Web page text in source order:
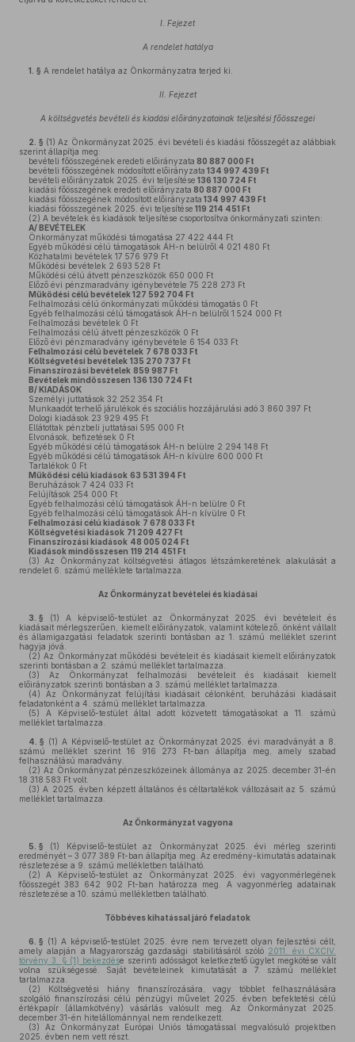
I. Fejezet
A rendelet hatálya
1. § A rendelet hatálya az Önkormányzatra terjed ki.
II. Fejezet
A költségvetés bevételi és kiadási előirányzatainak teljesítési főösszegei
2. § (1) Az Önkormányzat 2025. évi bevételi és kiadási főösszegét az alábbiak
szerint állapítja meg:
bevételi főösszegének eredeti előirányzata 80 887 000 Ft
bevételi főösszegének módosított előirányzata 134 997 439 Ft
bevételi előirányzatok 2025. évi teljesítése 136 130 724 Ft
kiadási főösszegének eredeti előirányzata 80 887 000 Ft
kiadási főösszegének módosított előirányzata 134 997 439 Ft
kiadási főösszegének 2025. évi teljesítése 119 214 451 Ft
(2) A bevételek és kiadások teljesítése csoportosítva önkormányzati szinten:
A/ BEVÉTELEK
Önkormányzat működési támogatása 27 422 444 Ft
Egyéb működési célú támogatások ÁH-n belülről 4 021 480 Ft
Közhatalmi bevételek 17 576 979 Ft
Működési bevételek 2 693 528 Ft
Működési célú átvett pénzeszközök 650 000 Ft
Előző évi pénzmaradvány igénybevétele 75 228 273 Ft
Működési célú bevételek 127 592 704 Ft
Felhalmozási célú önkormányzati működési támogatás 0 Ft
Egyéb felhalmozási célú támogatások ÁH-n belülről 1 524 000 Ft
Felhalmozási bevételek 0 Ft
Felhalmozási célú átvett pénzeszközök 0 Ft
Előző évi pénzmaradvány igénybevétele 6 154 033 Ft
Felhalmozási célú bevételek 7 678 033 Ft
Költségvetési bevételek 135 270 737 Ft
Finanszírozási bevételek 859 987 Ft
Bevételek mindösszesen 136 130 724 Ft
B/ KIADÁSOK
Személyi juttatások 32 252 354 Ft
Munkaadót terhelő járulékok és szociális hozzájárulási adó 3 860 397 Ft
Dologi kiadások 23 929 495 Ft
Ellátottak pénzbeli juttatásai 595 000 Ft
Elvonások, befizetések 0 Ft
Egyéb működési célú támogatások ÁH-n belülre 2 294 148 Ft
Egyéb működési célú támogatások ÁH-n kívülre 600 000 Ft
Tartalékok 0 Ft
Működési célú kiadások 63 531 394 Ft
Beruházások 7 424 033 Ft
Felújítások 254 000 Ft
Egyéb felhalmozási célú támogatások ÁH-n belülre 0 Ft
Egyéb felhalmozási célú támogatások ÁH-n kívülre 0 Ft
Felhalmozási célú kiadások 7 678 033 Ft
Költségvetési kiadások 71 209 427 Ft
Finanszírozási kiadások 48 005 024 Ft
Kiadások mindösszesen 119 214 451 Ft
(3) Az Önkormányzat költségvetési átlagos létszámkeretének alakulását a
rendelet 6. számú melléklete tartalmazza.
Az Önkormányzat bevételei és kiadásai
3. § (1) A képviselő-testület az Önkormányzat 2025. évi bevételeit és
kiadásait mérlegszerűen, kiemelt előirányzatok, valamint kötelező, önként vállalt
és államigazgatási feladatok szerinti bontásban az 1. számú melléklet szerint
hagyja jóvá.
(2) Az Önkormányzat működési bevételeit és kiadásait kiemelt előirányzatok
szerinti bontásban a 2. számú melléklet tartalmazza.
(3) Az Önkormányzat felhalmozási bevételeit és kiadásait kiemelt
előirányzatok szerinti bontásban a 3. számú melléklet tartalmazza.
(4) Az Önkormányzat felújítási kiadásait célonként, beruházási kiadásait
feladatonként a 4. számú melléklet tartalmazza.
(5) A Képviselő-testület által adott közvetett támogatásokat a 11. számú
melléklet tartalmazza.
4. § (1) A Képviselő-testület az Önkormányzat 2025. évi maradványát a 8.
számú melléklet szerint 16 916 273 Ft-ban állapítja meg, amely szabad
felhasználású maradvány.
(2) Az Önkormányzat pénzeszközeinek állománya az 2025. december 31-én
18 318 583 Ft volt.
(3) A 2025. évben képzett általános és céltartalékok változásait az 5. számú
melléklet tartalmazza.
Az Önkormányzat vagyona
5. § (1)
Képviselő-testület az Önkormányzat 2025. évi mérleg szerinti
eredményét – 3 077 389 Ft-ban állapítja meg. Az eredmény-kimutatás adatainak
részletezése a 9. számú mellékletben található.
(2) A Képviselő-testület az Önkormányzat 2025. évi vagyonmérlegének
főösszegét 383 642 902 Ft-ban határozza meg. A vagyonmérleg adatainak
részletezése a 10. számú mellékletben található.
Többéves kihatással járó feladatok
6. § (1) A képviselő-testület 2025. évre nem tervezett olyan fejlesztési célt,
amely alapján a Magyarország gazdasági stabilitásáról szóló 2011. évi CXCIV.
törvény 3. § (1) bekezdése szerinti adósságot keletkeztető ügylet megkötése vált
volna szükségessé. Saját bevételeinek kimutatását a 7. számú melléklet
tartalmazza.
(2) Költségvetési hiány finanszírozására, vagy többlet felhasználására
szolgáló finanszírozási célú pénzügyi művelet 2025. évben befektetési célú
értékpapír (államkötvény) vásárlás valósult meg. Az Önkormányzat 2025.
december 31-én hitelállománnyal nem rendelkezett.
(3) Az Önkormányzat Európai Uniós támogatással megvalósuló projektben
2025. évben nem vett részt.